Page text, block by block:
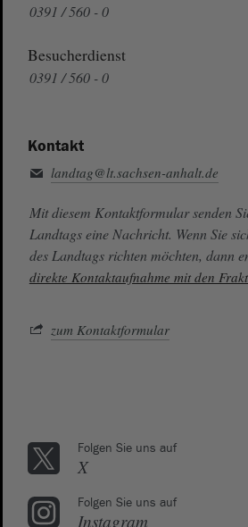
0391 / 560 - 0
Besucherdienst
0391 / 560 - 0
Kontakt
landtag@lt.sachsen-anhalt.de
Mit diesem Kontaktformular senden
Landtags eine Nachricht. Wenn Sie
des Landtags richten möchten, dann
direkte Kontaktaufnahme mit den
zum Kontaktformular
Folgen Sie uns auf
X
Folgen Sie uns auf
Instagram